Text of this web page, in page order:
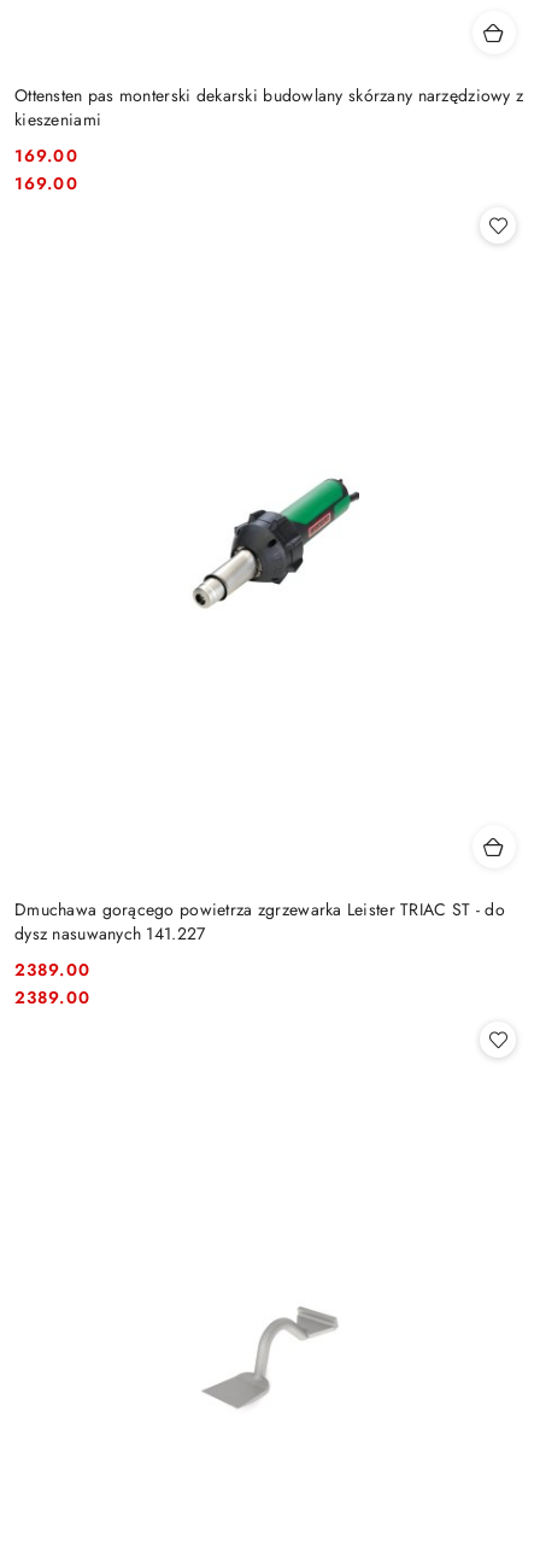
Ottensten pas monterski dekarski budowlany skórzany narzędziowy z
kieszeniami
Cena:
169.00
Cena:
169.00
Dmuchawa gorącego powietrza zgrzewarka Leister TRIAC ST - do
dysz nasuwanych 141.227
Cena:
2389.00
Cena:
2389.00